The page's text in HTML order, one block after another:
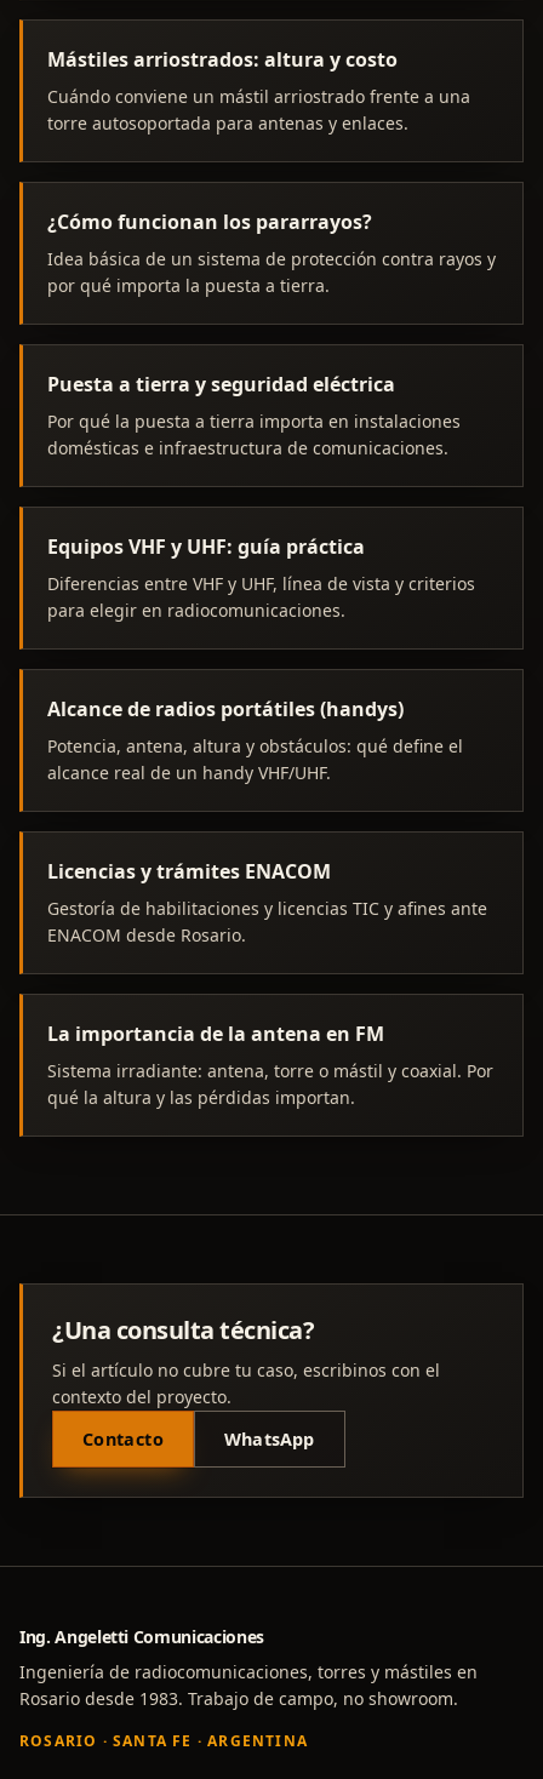
Mástiles arriostrados: altura y costo
Cuándo conviene un mástil arriostrado frente a una
torre autosoportada para antenas y enlaces.
¿Cómo funcionan los pararrayos?
Idea básica de un sistema de protección contra rayos y
por qué importa la puesta a tierra.
Puesta a tierra y seguridad eléctrica
Por qué la puesta a tierra importa en instalaciones
domésticas e infraestructura de comunicaciones.
Equipos VHF y UHF: guía práctica
Diferencias entre VHF y UHF, línea de vista y criterios
para elegir en radiocomunicaciones.
Alcance de radios portátiles (handys)
Potencia, antena, altura y obstáculos: qué define el
alcance real de un handy VHF/UHF.
Licencias y trámites ENACOM
Gestoría de habilitaciones y licencias TIC y afines ante
ENACOM desde Rosario.
La importancia de la antena en FM
Sistema irradiante: antena, torre o mástil y coaxial. Por
qué la altura y las pérdidas importan.
¿Una consulta técnica?
Si el artículo no cubre tu caso, escribinos con el
contexto del proyecto.
Contacto
WhatsApp
Ing. Angeletti Comunicaciones
Ingeniería de radiocomunicaciones, torres y mástiles en
Rosario desde 1983. Trabajo de campo, no showroom.
ROSARIO · SANTA FE · ARGENTINA